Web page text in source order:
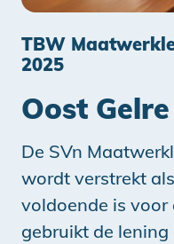
TBW
2025
Oost Gelre
De SVn
wordt verstrekt
voldoende is voor
gebruikt de